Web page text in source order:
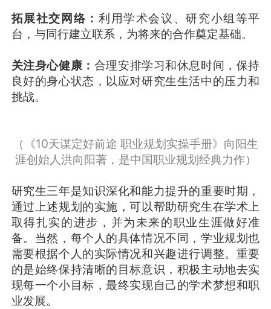
拓展社交网络： 利用学术会议、研究小组等平
台，与同行建立联系，为将来的合作奠定基础。
关注身心健康： 合理安排学习和休息时间，保持
良好的身心状态，以应对研究生生活中的压力和
挑战。
（《10天谋定好前途 职业规划实操手册》向阳生
涯创始人洪向阳著，是中国职业规划经典力作）
研究生三年是知识深化和能力提升的重要时期，
通过上述规划的实施，可以帮助研究生在学术上
取得扎实的进步，并为未来的职业生涯做好准
备。当然，每个人的具体情况不同，学业规划也
需要根据个人的实际情况和兴趣进行调整。重要
的是始终保持清晰的目标意识，积极主动地去实
现每一个小目标，最终实现自己的学术梦想和职
业发展。